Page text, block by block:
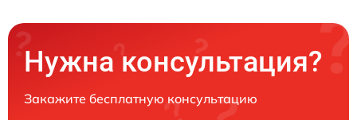
Нужна консультация?
Закажите бесплатную консультацию